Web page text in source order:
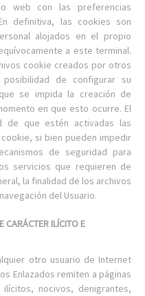
web con las preferencias
definitiva, las cookies son
alojados en el propio
a este terminal.
cookie creados por otros
de configurar su
se impida la creación de
en que esto ocurre. El
de que estén activadas las
si bien pueden impedir
de seguridad para
servicios que requieren de
la finalidad de los archivos
del Usuario.
CARÁCTER ILÍCITO E
otro usuario de Internet
Enlazados remiten a páginas
nocivos, denigrantes,